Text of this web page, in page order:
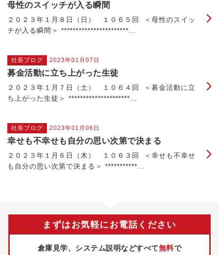
母性のスイッチが入る瞬間
２０２３年１月８日（日） １０６５回 ＜母性のスイッ
チが入る瞬間＞ ***********************...
社長ブログ 2023年01月07日
募金活動に立ち上がった生徒
２０２３年１月７日（土） １０６４回 ＜募金活動に立
ち上がった生徒＞ *********************...
社長ブログ 2023年01月06日
幸せも不幸せも自分の思い次第で決まる
２０２３年１月６日（木） １０６３回 ＜幸せも不幸せ
も自分の思い次第で決まる＞ ***********...
まずはお気軽にお電話ください
倉庫見学、システム説明などすべて無料で